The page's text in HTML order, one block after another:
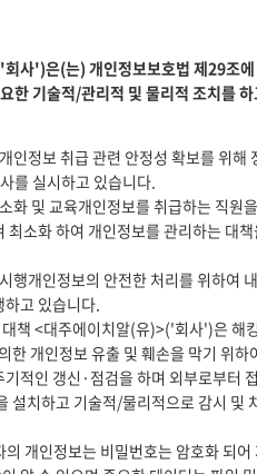
사')은(는) 개인정보보호법 제29조에
한 기술적/관리적 및 물리적 조치를
인정보 취급 관련 안정성 확보를 위해
를 실시하고 있습니다.
화 및 교육개인정보를 취급하는 직원을
최소화 하여 개인정보를 관리하는 대
행개인정보의 안전한 처리를 위하여 내
고 있습니다.
책 <대주에이치알(유)>('회사')은 해
한 개인정보 유출 및 훼손을 막기 위하
적인 갱신·점검을 하며 외부로부터
설치하고 기술적/물리적으로 감시 및
개인정보는 비밀번호는 암호화 되어